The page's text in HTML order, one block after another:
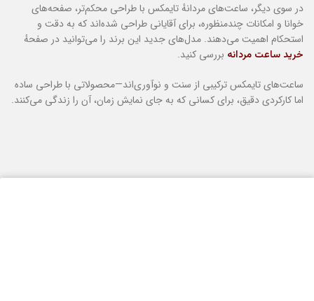
در سوی دیگر، ساعت‌های مردانهٔ تایمکس با طراحی محکم‌تر، صفحه‌های
خوانا و امکانات چندمنظوره، برای آقایانی طراحی شده‌اند که به دقت و
استحکام اهمیت می‌دهند. مدل‌های جدید این برند را می‌توانید در صفحهٔ
خرید ساعت مردانه بررسی کنید.
ساعت‌های تایمکس ترکیبی از سنت و نوآوری‌اند—محصولاتی با طراحی ساده
اما کارکردی دقیق، برای کسانی که به جای نمایش زمان، آن را زندگی می‌کنند.